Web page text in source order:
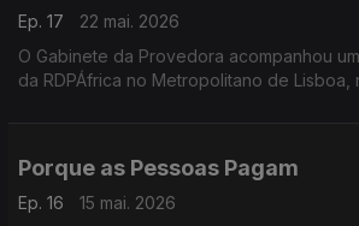
Ep. 17
22 mai. 2026
O Gabinete da Provedora acompanhou
da RDPÁfrica no Metropolitano de Lisboa,
Porque as Pessoas Pagam
Ep. 16
15 mai. 2026